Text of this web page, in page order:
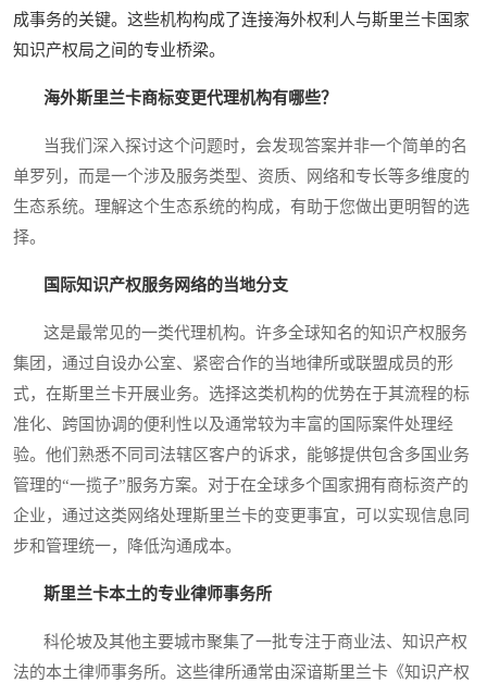
成事务的关键。这些机构构成了连接海外权利人与斯里兰卡国家
知识产权局之间的专业桥梁。
海外斯里兰卡商标变更代理机构有哪些？
当我们深入探讨这个问题时，会发现答案并非一个简单的名
单罗列，而是一个涉及服务类型、资质、网络和专长等多维度的
生态系统。理解这个生态系统的构成，有助于您做出更明智的选
择。
国际知识产权服务网络的当地分支
这是最常见的一类代理机构。许多全球知名的知识产权服务
集团，通过自设办公室、紧密合作的当地律所或联盟成员的形
式，在斯里兰卡开展业务。选择这类机构的优势在于其流程的标
准化、跨国协调的便利性以及通常较为丰富的国际案件处理经
验。他们熟悉不同司法辖区客户的诉求，能够提供包含多国业务
管理的“一揽子”服务方案。对于在全球多个国家拥有商标资产的
企业，通过这类网络处理斯里兰卡的变更事宜，可以实现信息同
步和管理统一，降低沟通成本。
斯里兰卡本土的专业律师事务所
科伦坡及其他主要城市聚集了一批专注于商业法、知识产权
法的本土律师事务所。这些律所通常由深谙斯里兰卡《知识产权